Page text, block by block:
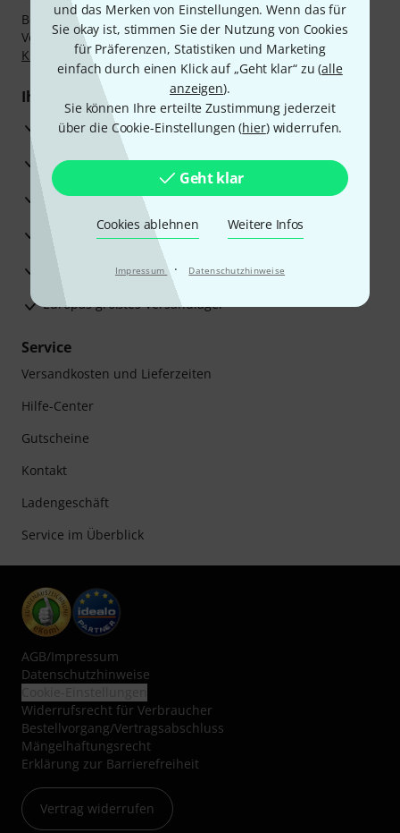
und das Merken von Einstellungen. Wenn das für
Sie okay ist, stimmen Sie der Nutzung von Cookies
für Präferenzen, Statistiken und Marketing
einfach durch einen Klick auf „Geht klar“ zu (alle
anzeigen).
Sie können Ihre erteilte Zustimmung jederzeit
über die Cookie-Einstellungen (hier) widerrufen.
Geht klar
Cookies ablehnen Weitere Infos
Impressum · Datenschutzhinweise
Bezahlen Sie vertraulich und sicher per Nachnahme,
Vorkasse, PayPal, Amazon Pay,Klarna Sofort bezahlen,
Klarna Ratenzahlungoder Kreditkarte.
Ihre Vorteile
3 Jahre Thomann Garantie
30 Tage Money-Back-Garantie
Reparaturservice
Beratung durch Fachexperten
Zufriedenheitsgarantie
Europas größtes Versandlager
Service
Versandkosten und Lieferzeiten
Hilfe-Center
Gutscheine
Kontakt
Ladengeschäft
Service im Überblick
AGB/Impressum
Datenschutzhinweise
Widerrufsrecht für Verbraucher
Bestellvorgang/Vertragsabschluss
Mängelhaftungsrecht
Erklärung zur Barrierefreiheit
Vertrag widerrufen